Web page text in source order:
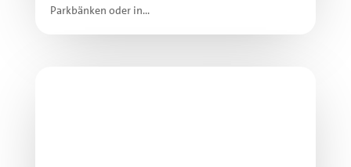
Parkbänken oder in...